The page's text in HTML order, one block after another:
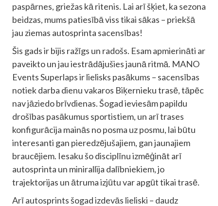
paspārnes, griežas kā ritenis. Lai arī šķiet, ka sezona
beidzas, mums patiesībā viss tikai sākas – priekšā
jau ziemas autosprinta sacensības!
Šis gads ir bijis ražīgs un radošs. Esam apmierināti ar
paveikto un jau iestrādājušies jaunā ritmā. MANO
Events Superlaps ir lielisks pasākums – sacensības
notiek darba dienu vakaros Biķernieku trasē, tāpēc
nav jāziedo brīvdienas. Šogad ieviesām papildu
drošības pasākumus sportistiem, un arī trases
konfigurācija mainās no posma uz posmu, lai būtu
interesanti gan pieredzējušajiem, gan jaunajiem
braucējiem. Iesaku šo disciplīnu izmēģināt arī
autosprinta un minirallija dalībniekiem, jo
trajektorijas un ātruma izjūtu var apgūt tikai trasē.
Arī autosprints šogad izdevās lieliski – daudz